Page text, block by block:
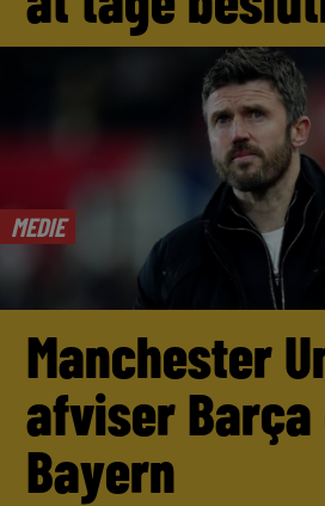
MEDIE
Manchester
afviser Barça
Bayern